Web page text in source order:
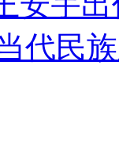
代民